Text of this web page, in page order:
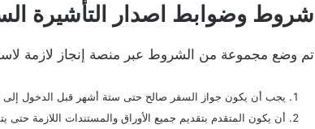
شروط وضوابط اصدار التأشيرة
تم وضع مجموعة من الشروط عبر منصة إنجاز لازمة
يجب أن يكون جواز السفر صالح حتى ستة أشهر قبل الدخول إلى
أن يكون المتقدم بتقديم جميع الأوراق والمستندات اللازمة حتى